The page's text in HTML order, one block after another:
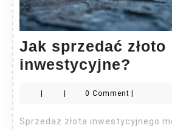
Jak sprzedać złoto
inwestycyjne?
złoto
| | 0 Comment |
Sprzedaż złota inwestycyjnego może być procesem